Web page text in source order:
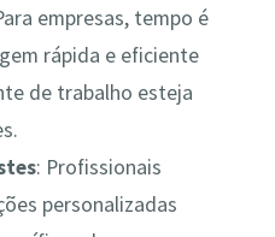
empresas, tempo é
rápida e eficiente
de trabalho esteja
: Profissionais
personalizadas